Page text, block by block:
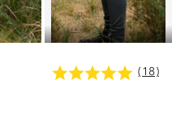
50%
(18)